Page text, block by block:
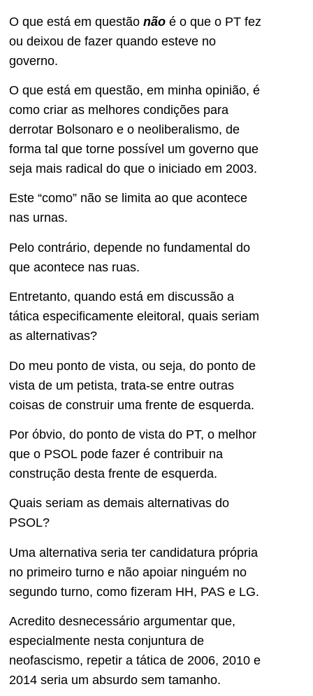
O que está em questão não é o que o PT fez
ou deixou de fazer quando esteve no
governo.
O que está em questão, em minha opinião, é
como criar as melhores condições para
derrotar Bolsonaro e o neoliberalismo, de
forma tal que torne possível um governo que
seja mais radical do que o iniciado em 2003.
Este “como” não se limita ao que acontece
nas urnas.
Pelo contrário, depende no fundamental do
que acontece nas ruas.
Entretanto, quando está em discussão a
tática especificamente eleitoral, quais seriam
as alternativas?
Do meu ponto de vista, ou seja, do ponto de
vista de um petista, trata-se entre outras
coisas de construir uma frente de esquerda.
Por óbvio, do ponto de vista do PT, o melhor
que o PSOL pode fazer é contribuir na
construção desta frente de esquerda.
Quais seriam as demais alternativas do
PSOL?
Uma alternativa seria ter candidatura própria
no primeiro turno e não apoiar ninguém no
segundo turno, como fizeram HH, PAS e LG.
Acredito desnecessário argumentar que,
especialmente nesta conjuntura de
neofascismo, repetir a tática de 2006, 2010 e
2014 seria um absurdo sem tamanho.